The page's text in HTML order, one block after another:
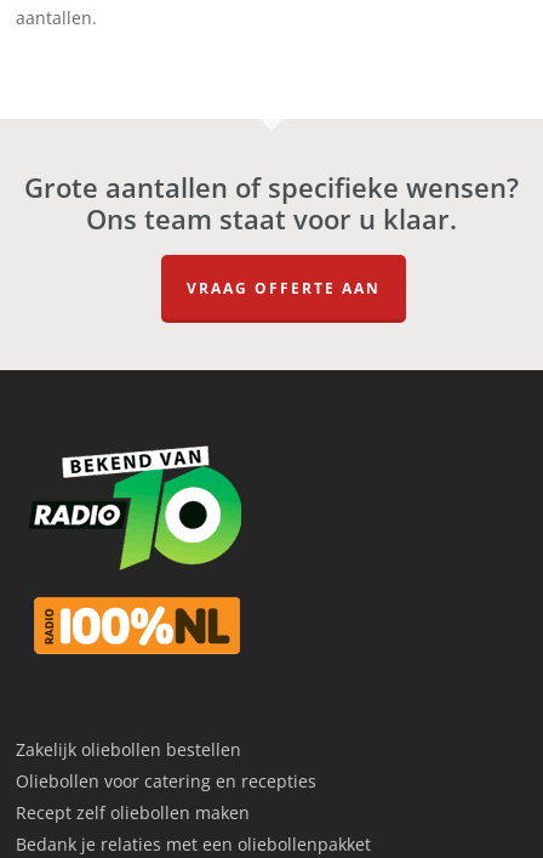
aantallen.
Grote aantallen of specifieke wensen?
Ons team staat voor u klaar.
VRAAG OFFERTE AAN
Zakelijk oliebollen bestellen
Oliebollen voor catering en recepties
Recept zelf oliebollen maken
Bedank je relaties met een oliebollenpakket